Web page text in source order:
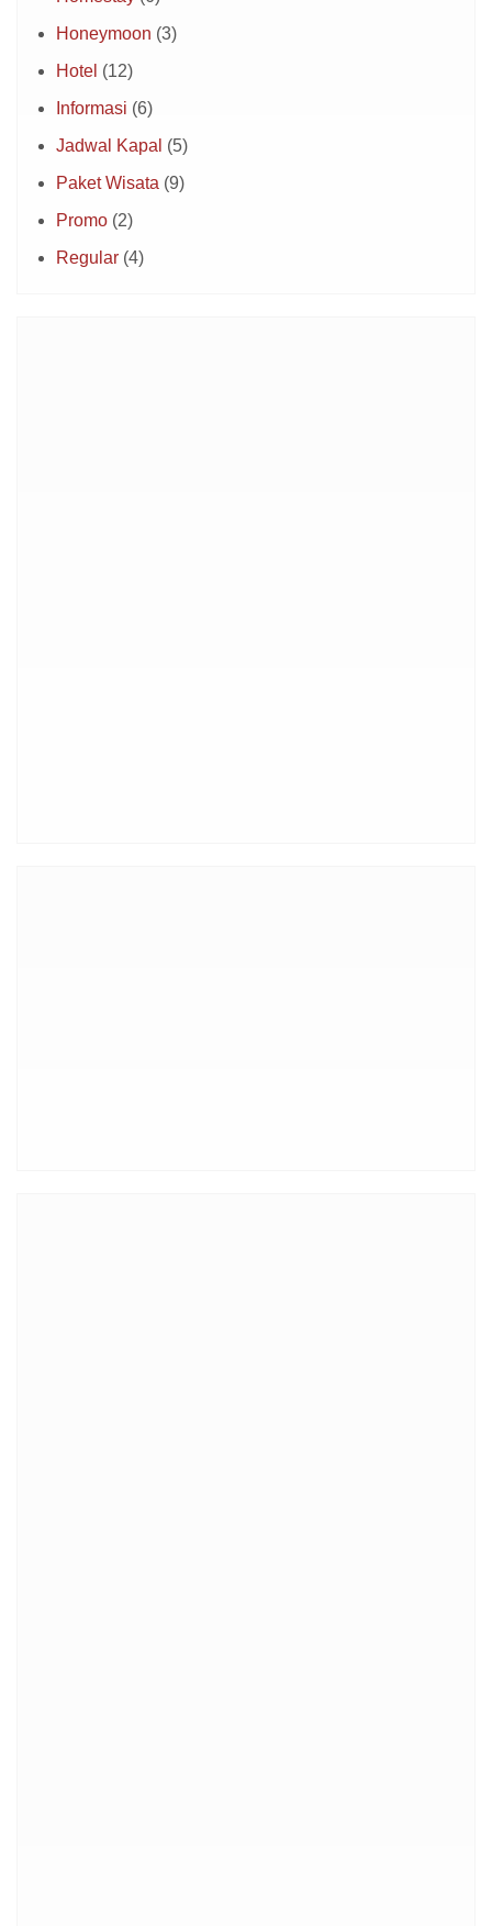
Honeymoon (3)
Hotel (12)
Informasi (6)
Jadwal Kapal (5)
Paket Wisata (9)
Promo (2)
Regular (4)